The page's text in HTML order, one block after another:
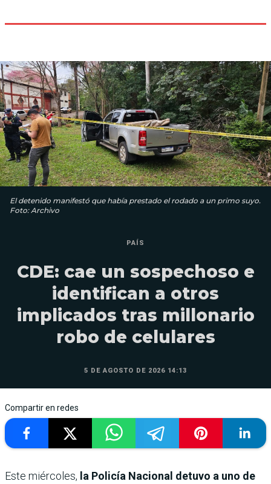
El detenido manifestó que había prestado el rodado a un primo suyo.
Foto: Archivo
PAÍS
CDE: cae un sospechoso e
identifican a otros
implicados tras millonario
robo de celulares
5 DE AGOSTO DE 2026 14:13
Compartir en redes
Este miércoles, la Policía Nacional detuvo a uno de